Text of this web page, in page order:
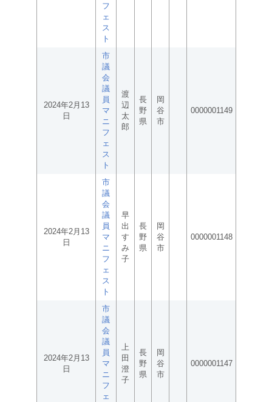
フ
ェ
ス
ト
2024年2月13
日
市
議
会
議
員
マ
ニ
フ
ェ
ス
ト
渡
辺
太
郎
長
野
県
岡
谷
市
0000001149
2024年2月13
日
市
議
会
議
員
マ
ニ
フ
ェ
ス
ト
早
出
す
み
子
長
野
県
岡
谷
市
0000001148
2024年2月13
日
市
議
会
議
員
マ
ニ
フ
ェ
上
田
澄
子
長
野
県
岡
谷
市
0000001147